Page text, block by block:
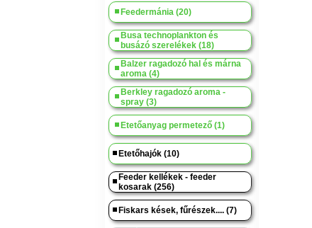
Feedermánia (20)
Busa technoplankton és
busázó szerelékek (18)
Balzer ragadozó hal és márna
aroma (4)
Berkley ragadozó aroma -
spray (3)
Etetőanyag permetező (1)
Etetőhajók (10)
Feeder kellékek - feeder
kosarak (256)
Fiskars kések, fűrészek.... (7)